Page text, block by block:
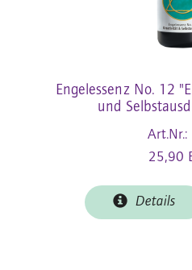
Engelessenz No. 12
und
Art.Nr.:
25,90
Details